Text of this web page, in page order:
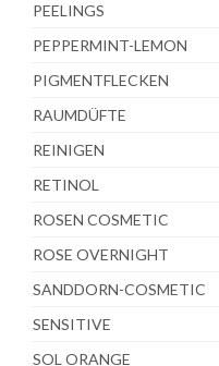
PEELINGS
PEPPERMINT-LEMON
PIGMENTFLECKEN
RAUMDÜFTE
REINIGEN
RETINOL
ROSEN COSMETIC
ROSE OVERNIGHT
SANDDORN-COSMETIC
SENSITIVE
SOL ORANGE